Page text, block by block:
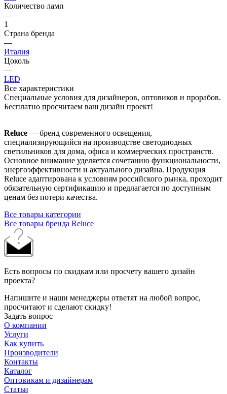
Количество ламп
—
1
Страна бренда
—
Италия
Цоколь
—
LED
Все характеристики
Специальные условия для дизайнеров, оптовиков и прорабов.
Бесплатно просчитаем ваш дизайн проект!
Reluce — бренд современного освещения,
специализирующийся на производстве светодиодных
светильников для дома, офиса и коммерческих пространств.
Основное внимание уделяется сочетанию функциональности,
энергоэффективности и актуального дизайна. Продукция
Reluce адаптирована к условиям российского рынка, проходит
обязательную сертификацию и предлагается по доступным
ценам без потери качества.
Все товары категории
Все товары бренда Reluce
Есть вопросы по скидкам или просчету вашего дизайн
проекта?
Напишите и наши менеджеры ответят на любой вопрос,
просчитают и сделают скидку!
Задать вопрос
О компании
Услуги
Как купить
Производители
Контакты
Каталог
Оптовикам и дизайнерам
Статьи